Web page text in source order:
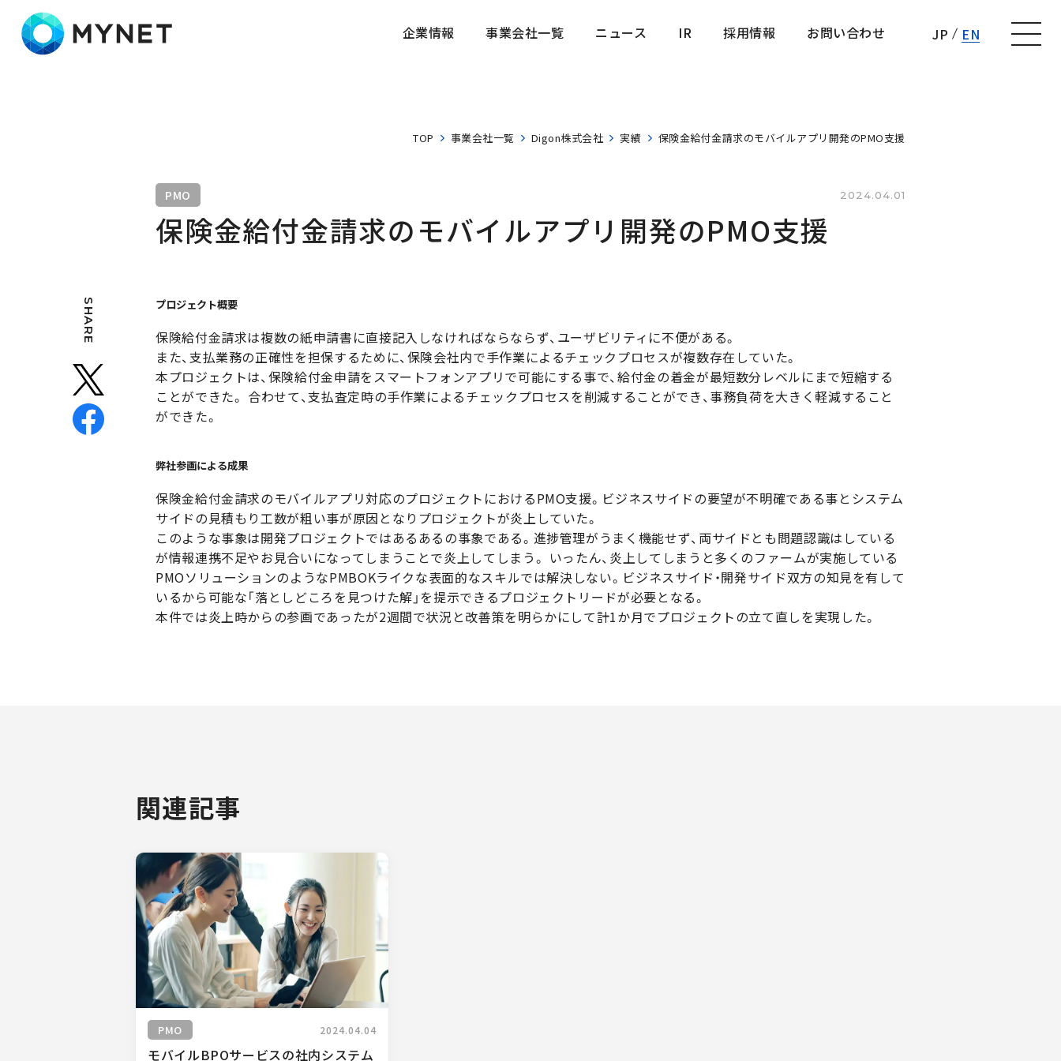
企業情報
事業会社一覧
ニュース
IR
採用情報
お問い合わせ
JP EN
TOP 事業会社一覧 Digon株式会社 実績 保険金給付金請求のモバイルアプリ開発のPMO支援
PMO 2024.04.01
保険金給付金請求のモバイルアプリ開発のPMO支援
SHARE プロジェクト概要
保険給付金請求は複数の紙申請書に直接記入しなければならならず、ユーザビリティに不便がある。
また、支払業務の正確性を担保するために、保険会社内で手作業によるチェックプロセスが複数存在していた。
本プロジェクトは、保険給付金申請をスマートフォンアプリで可能にする事で、給付金の着金が最短数分レベルにまで短縮する
ことができた。 合わせて、支払査定時の手作業によるチェックプロセスを削減することができ、事務負荷を大きく軽減すること
ができた。
弊社参画による成果
保険金給付金請求のモバイルアプリ対応のプロジェクトにおけるPMO支援。ビジネスサイドの要望が不明確である事とシステム
サイドの見積もり工数が粗い事が原因となりプロジェクトが炎上していた。
このような事象は開発プロジェクトではあるあるの事象である。進捗管理がうまく機能せず、両サイドとも問題認識はしている
が情報連携不足やお見合いになってしまうことで炎上してしまう。 いったん、炎上してしまうと多くのファームが実施している
PMOソリューションのようなPMBOKライクな表面的なスキルでは解決しない。ビジネスサイド・開発サイド双方の知見を有して
いるから可能な「落としどころを見つけた解」を提示できるプロジェクトリードが必要となる。
本件では炎上時からの参画であったが2週間で状況と改善策を明らかにして計1か月でプロジェクトの立て直しを実現した。
関連記事
PMO 2024.04.04
モバイルBPOサービスの社内システム